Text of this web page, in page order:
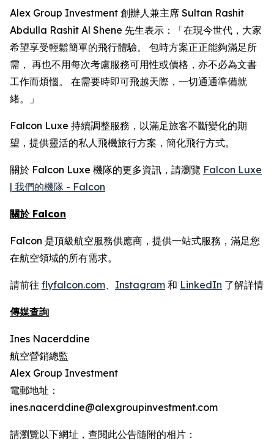
Alex Group Investment 創辦人兼主席 Sultan Rashit
Abdulla Rashit Al Shene 先生表示：「在現今世代，大家
希望享受輕鬆簡單的飛行體驗。 包時方案正正能夠滿足所
需， 再也不用每次考慮服務可用性或價格，亦不必為文書
工作而煩惱。 在需要時即可飛越天際，一切通通準備就
緒。」
Falcon Luxe 持續調整服務，以滿足旅客不斷變化的期
望，提供靈活的私人飛機旅行方案，簡化飛行方式。
關於 Falcon Luxe 機隊的更多資訊，請瀏覽 Falcon Luxe
| 我們的機隊 - Falcon
關於 Falcon
Falcon 是頂級航空服務供應商，提供一站式服務，滿足您
在航空領域的所有需求。
請前往 flyfalcon.com Instagram 和 LinkedIn 了解詳情
傳媒查詢
Ines Nacerddine
航空營銷總監
Alex Group Investment
電郵地址：
ines.nacerddine@alexgroupinvestment.com
請瀏覽以下網址，查閱此公告隨附的相片：